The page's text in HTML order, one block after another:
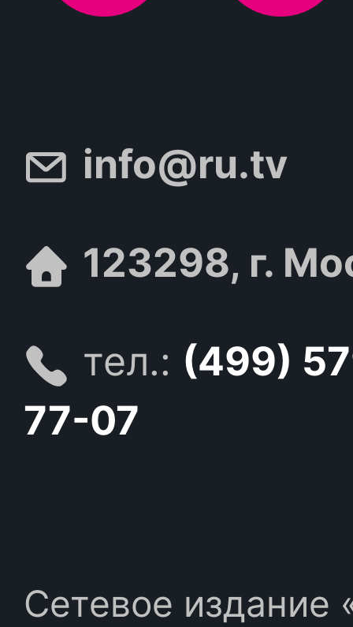
info@ru.tv
123298, г.
тел.: (499)
77-07
Сетевое издание